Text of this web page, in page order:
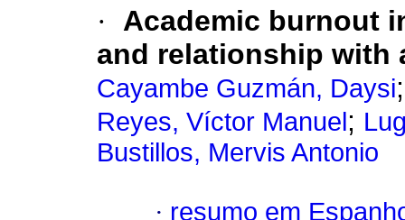
·
Academic burnout
and relationship with
Cayambe Guzmán, Daysi
Reyes, Víctor Manuel ;
Bustillos, Mervis Antonio
· resumo em